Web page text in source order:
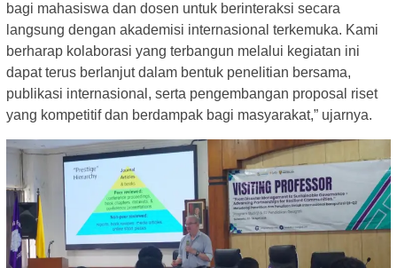
bagi mahasiswa dan dosen untuk berinteraksi secara
langsung dengan akademisi internasional terkemuka. Kami
berharap kolaborasi yang terbangun melalui kegiatan ini
dapat terus berlanjut dalam bentuk penelitian bersama,
publikasi internasional, serta pengembangan proposal riset
yang kompetitif dan berdampak bagi masyarakat,” ujarnya.